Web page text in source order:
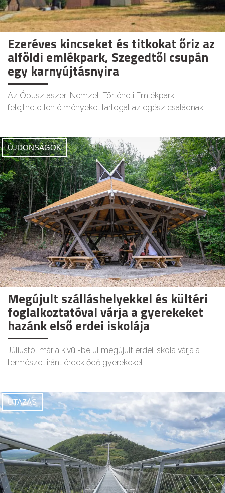
Ezeréves kincseket és titkokat őriz az
alföldi emlékpark, Szegedtől csupán
egy karnyújtásnyira
Az Ópusztaszeri Nemzeti Történeti Emlékpark
felejthetetlen élményeket tartogat az egész családnak.
ÚJDONSÁGOK
Megújult szálláshelyekkel és kültéri
foglalkoztatóval várja a gyerekeket
hazánk első erdei iskolája
Júliustól már a kívül-belül megújult erdei iskola várja a
természet iránt érdeklődő gyerekeket.
UTAZÁS